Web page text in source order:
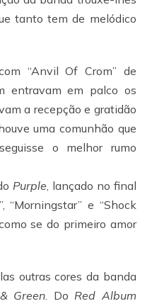
tanto tem de melódico
“Anvil Of Crom” de
entravam em palco os
a recepção e gratidão
uma comunhão que
o melhor rumo
Purple , lançado no final
“Morningstar” e “Shock
se do primeiro amor
outras cores da banda
Green . Do Red Album